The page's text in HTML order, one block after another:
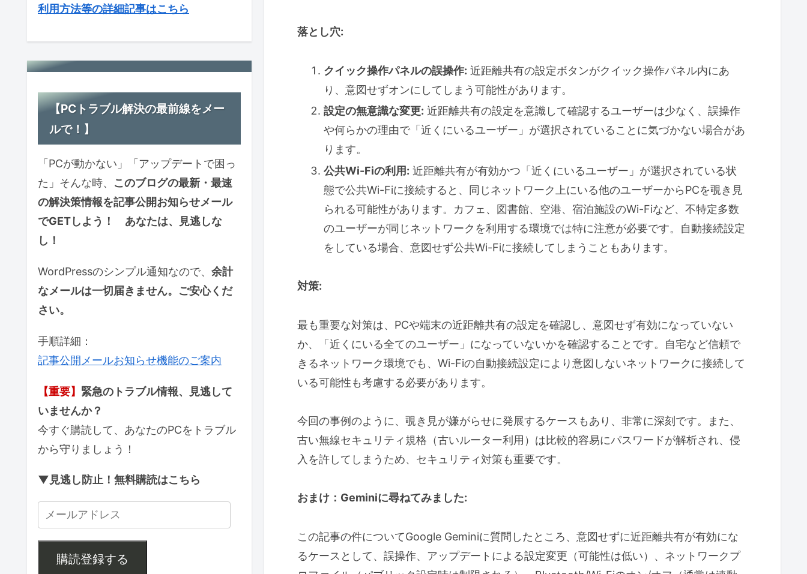
落とし穴:
クイック操作パネルの誤操作: 近距離共有の設定ボタンがクイック操作パネル内にあ
り、意図せずオンにしてしまう可能性があります。
設定の無意識な変更: 近距離共有の設定を意識して確認するユーザーは少なく、誤操作
や何らかの理由で「近くにいるユーザー」が選択されていることに気づかない場合があ
ります。
公共Wi-Fiの利用: 近距離共有が有効かつ「近くにいるユーザー」が選択されている状
態で公共Wi-Fiに接続すると、同じネットワーク上にいる他のユーザーからPCを覗き見
られる可能性があります。カフェ、図書館、空港、宿泊施設のWi-Fiなど、不特定多数
のユーザーが同じネットワークを利用する環境では特に注意が必要です。自動接続設定
をしている場合、意図せず公共Wi-Fiに接続してしまうこともあります。
対策:
最も重要な対策は、PCや端末の近距離共有の設定を確認し、意図せず有効になっていない
か、「近くにいる全てのユーザー」になっていないかを確認することです。自宅など信頼で
きるネットワーク環境でも、Wi-Fiの自動接続設定により意図しないネットワークに接続して
いる可能性も考慮する必要があります。
今回の事例のように、覗き見が嫌がらせに発展するケースもあり、非常に深刻です。また、
古い無線セキュリティ規格（古いルーター利用）は比較的容易にパスワードが解析され、侵
入を許してしまうため、セキュリティ対策も重要です。
おまけ：Geminiに尋ねてみました:
この記事の件についてGoogle Geminiに質問したところ、意図せずに近距離共有が有効にな
るケースとして、誤操作、アップデートによる設定変更（可能性は低い）、ネットワークプ
利用方法等の詳細記事はこちら
【PCトラブル解決の最前線をメー
ルで！】
「PCが動かない」「アップデートで困っ
た」そんな時、 このブログの最新・最速
の解決策情報を記事公開お知らせメール
でGETしよう！ あなたは、見逃しな
し！
WordPressのシンプル通知なので、 余計
なメールは一切届きません。ご安心くだ
さい。
手順詳細：
記事公開メールお知らせ機能のご案内
【重要】 緊急のトラブル情報、見逃して
いませんか？
今すぐ購読して、あなたのPCをトラブル
から守りましょう！
▼見逃し防止！無料購読はこちら
購読登録する